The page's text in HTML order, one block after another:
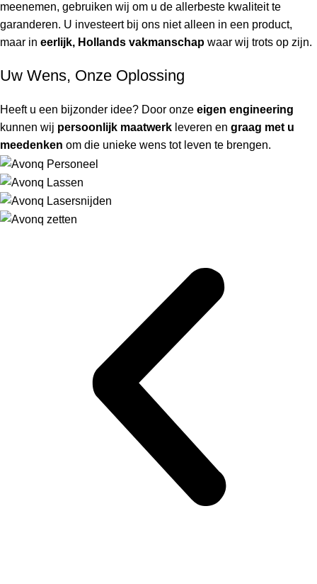
meenemen, gebruiken wij om u de allerbeste kwaliteit te
garanderen. U investeert bij ons niet alleen in een product,
maar in eerlijk, Hollands vakmanschap waar wij trots op zijn.
Uw Wens, Onze Oplossing
Heeft u een bijzonder idee? Door onze eigen engineering
kunnen wij persoonlijk maatwerk leveren en graag met u
meedenken om die unieke wens tot leven te brengen.